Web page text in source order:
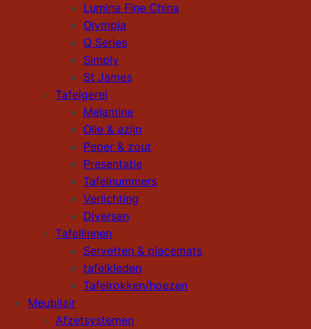
Lumina Fine China
Olympia
Q Series
Simply
St James
Tafelgerei
Melamine
Olie & azijn
Peper & zout
Presentatie
Tafelnummers
Verlichting
Diversen
Tafellinnen
Servetten & placemats
tafelkleden
Tafelrokken/hoezen
Meubilair
Afzetsystemen